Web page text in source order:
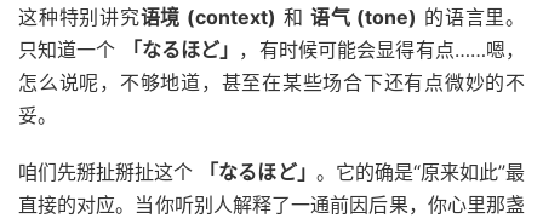
这种特别讲究语境 (context) 和 语气 (tone) 的语言里。
只知道一个
「なるほど」 ，有时候可能会显得有点……嗯，
怎么说呢，不够地道，甚至在某些场合下还有点微妙的不
妥。
咱们先掰扯掰扯这个 「なるほど」 。它的确是“原来如此”最
直接的对应。当你听别人解释了一通前因后果，你心里那盏